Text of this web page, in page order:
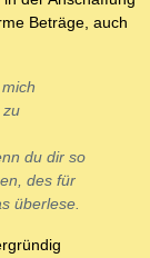
Beträge, auch
zu
du dir so
des für
überlese.